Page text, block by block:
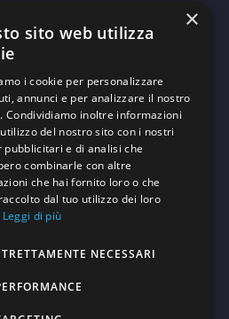
×
sito web utilizza
i cookie per personalizzare
annunci e per analizzare il nostro
Condividiamo inoltre informazioni
del nostro sito con i nostri
pubblicitari e di analisi che
combinarle con altre
che hai fornito loro o che
dal tuo utilizzo dei loro
Leggi di più
NECESSARI